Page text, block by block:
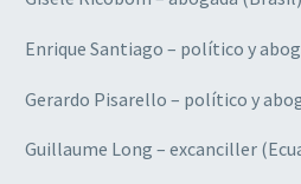
Enrique Santiago – político y
Gerardo Pisarello – político y
Guillaume Long – excanciller